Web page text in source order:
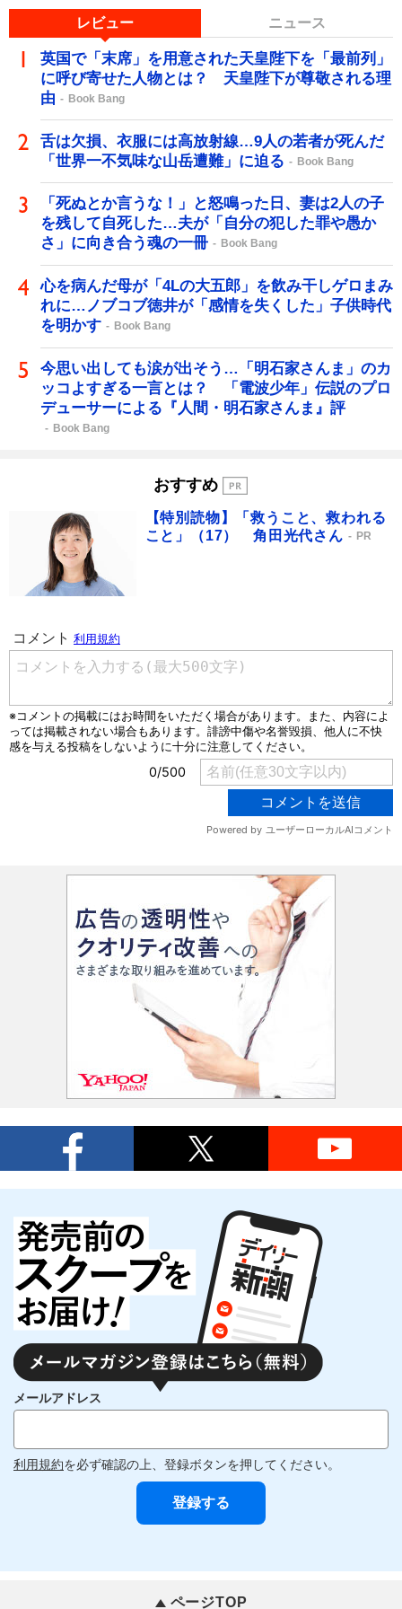
レビュー ニュース
英国で「末席」を用意された天皇陛下を「最前列」
に呼び寄せた人物とは？ 天皇陛下が尊敬される理
由
Book Bang
舌は欠損、衣服には高放射線…9人の若者が死んだ
「世界一不気味な山岳遭難」に迫る
Book Bang
「死ぬとか言うな！」と怒鳴った日、妻は2人の子
を残して自死した…夫が「自分の犯した罪や愚か
さ」に向き合う魂の一冊
Book Bang
心を病んだ母が「4Lの大五郎」を飲み干しゲロまみ
れに…ノブコブ徳井が「感情を失くした」子供時代
を明かす
Book Bang
今思い出しても涙が出そう…「明石家さんま」のカ
ッコよすぎる一言とは？ 「電波少年」伝説のプロ
デューサーによる『人間・明石家さんま』評
Book Bang
おすすめ
【特別読物】「救うこと、救われる
こと」（17） 角田光代さん
PR
メールアドレス
利用規約を必ず確認の上、登録ボタンを押してください。
ページTOP